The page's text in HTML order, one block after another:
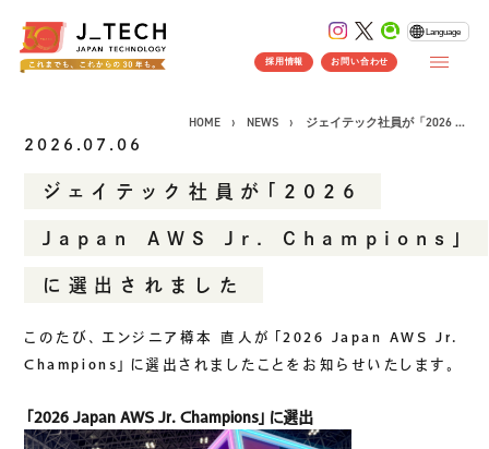
コンセプト
SERVICE
事業紹介
製品ソリューション
J's Works ERP
クラウドソリューション
Language
採用情報 お問い合わせ
HOME NEWS ジェイテック社員が「2026 ...
2026.07.06
ジェイテック社員が「2026
Japan AWS Jr. Champions」
に選出されました
このたび、エンジニア樽本 直人が「2026 Japan AWS Jr.
Champions」に選出されましたことをお知らせいたします。
「2026 Japan AWS Jr. Champions」に選出